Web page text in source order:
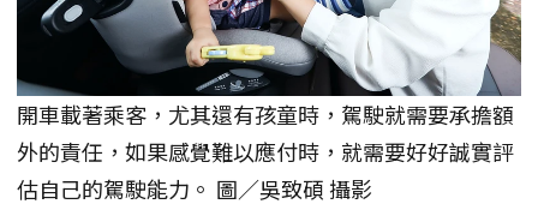
開車載著乘客，尤其還有孩童時，駕駛就需要承擔額
外的責任，如果感覺難以應付時，就需要好好誠實評
估自己的駕駛能力。 圖／吳致碩 攝影